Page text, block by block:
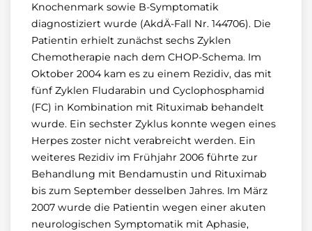
Knochenmark sowie B-Symptomatik
diagnostiziert wurde (AkdÄ-Fall Nr. 144706). Die
Patientin erhielt zunächst sechs Zyklen
Chemotherapie nach dem CHOP-Schema. Im
Oktober 2004 kam es zu einem Rezidiv, das mit
fünf Zyklen Fludarabin und Cyclophosphamid
(FC) in Kombination mit Rituximab behandelt
wurde. Ein sechster Zyklus konnte wegen eines
Herpes zoster nicht verabreicht werden. Ein
weiteres Rezidiv im Frühjahr 2006 führte zur
Behandlung mit Bendamustin und Rituximab
bis zum September desselben Jahres. Im März
2007 wurde die Patientin wegen einer akuten
neurologischen Symptomatik mit Aphasie,